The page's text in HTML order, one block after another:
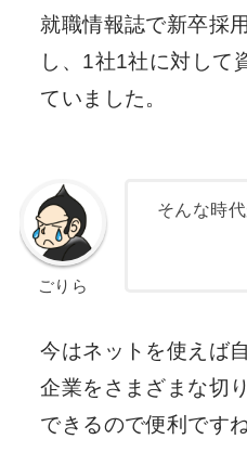
就職情報誌で新卒採
し、1社1社に対して
ていました。
ごりら
そんな時
今はネットを使えば
企業をさまざまな切
できるので便利ですね